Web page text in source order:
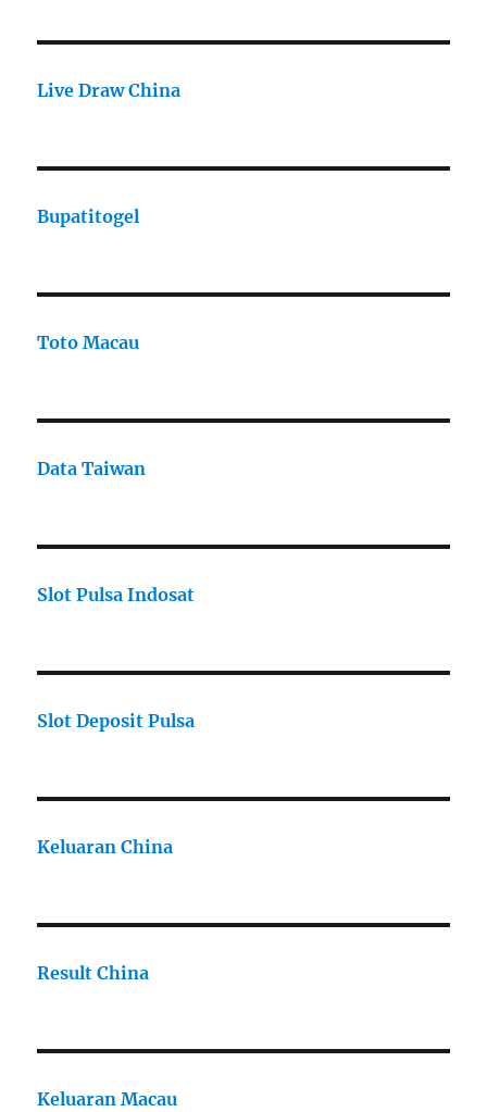
Live Draw China
Bupatitogel
Toto Macau
Data Taiwan
Slot Pulsa Indosat
Slot Deposit Pulsa
Keluaran China
Result China
Keluaran Macau